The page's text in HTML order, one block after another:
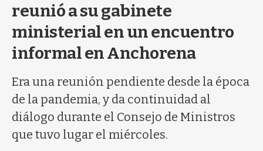
a
reunió a su gabinete
ministerial en un encuentro
informal en Anchorena
Era una reunión pendiente desde la época
de la pandemia, y da continuidad al
diálogo durante el Consejo de Ministros
que tuvo lugar el miércoles.